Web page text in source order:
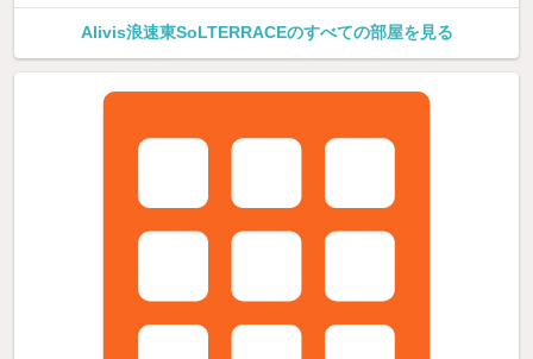
Alivis浪速東SoLTERRACEのすべての部屋を見る